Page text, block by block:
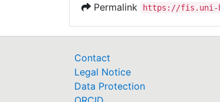
Permalink https://fis.uni-
Contact
Legal Notice
Data Protection